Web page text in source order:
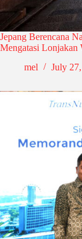
Jepang Berencana
Mengatasi Lonjakan
mel
July